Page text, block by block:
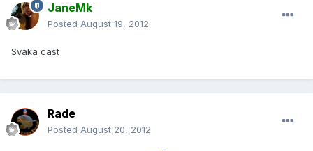
JaneMk
Posted August 19, 2012
Svaka cast
Rade
Posted August 20, 2012